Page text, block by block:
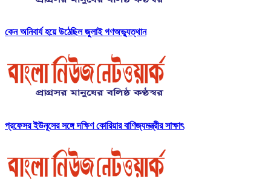
কেন অনিবার্য হয়ে উঠেছিল জুলাই গণঅভ্যুত্থান
প্রফেসর ইউনূসের সঙ্গে দক্ষিণ কোরিয়ার বাণিজ্যমন্ত্রীর সাক্ষাৎ